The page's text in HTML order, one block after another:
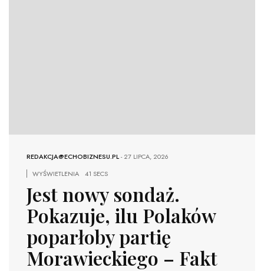
REDAKCJA@ECHOBIZNESU.PL-27 LIPCA, 2026
WYŚWIETLENIA
41 SECS
Jest nowy sondaż.
Pokazuje, ilu Polaków
poparłoby partię
Morawieckiego – Fakt